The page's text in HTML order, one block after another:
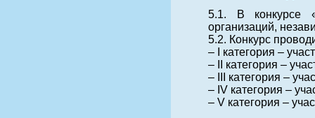
5.1. В конкурсе
организаций,
5.2. Конкурс
– I категория –
– II категория –
– III категория –
– IV категория –
– V категория –